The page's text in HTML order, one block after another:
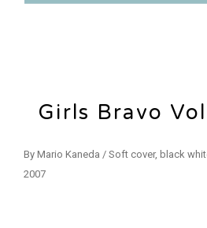
Girls Bravo
By Mario Kaneda / Soft cover, black
2007